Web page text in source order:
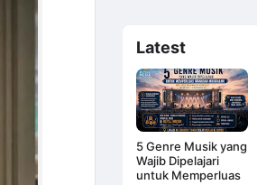
Latest
5 Genre Musik yang
Wajib Dipelajari
untuk Memperluas